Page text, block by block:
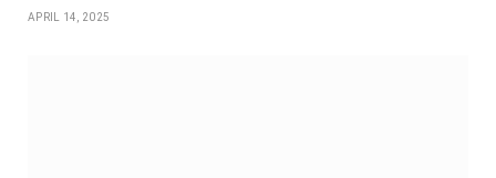
APRIL 14, 2025